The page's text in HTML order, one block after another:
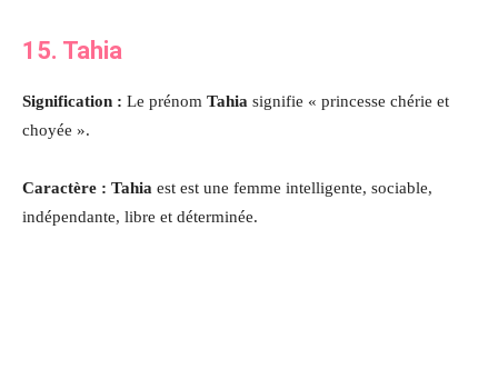
15. Tahia
Signification : Le prénom Tahia signifie « princesse chérie et
choyée ».
Caractère : Tahia est est une femme intelligente, sociable,
indépendante, libre et déterminée.